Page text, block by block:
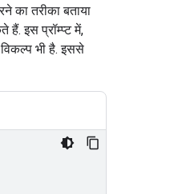
का तरीका बताया
इस प्रॉम्प्ट में,
भी है. इससे